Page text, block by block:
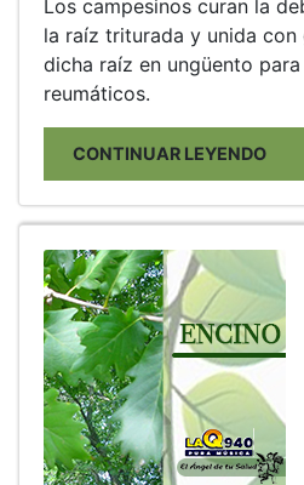
Los campesinos curan la
la raíz triturada y unida con
dicha raíz en ungüento
reumáticos.
CONTINUAR LEYENDO